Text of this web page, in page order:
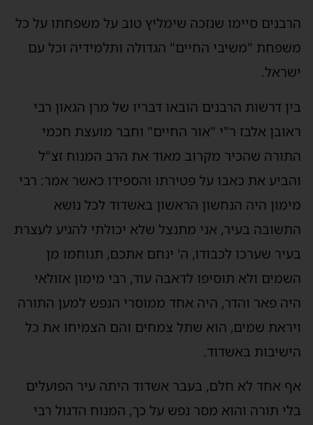
הרבנים סיימו שנזכה שימליץ טוב על משפחתו על כל
משפחת "משיבי החיים" הגדולה ותלמידיה וכל עם
ישראל.
בין דרשות הרבנים הובאו דבריו של מרן הגאון רבי
ראובן אלבז ר"י "אור החיים" וחבר מועצת חכמי
התורה שהכיר מקרוב מאוד את הרב המנוח זצ"ל
והביע את כאבו על פטירתו והספידו כאשר אמר: רבי
מימון היה הנחשון הראשון באשדוד לכל נושא
התשובה בעיר, אני מתנצל שלא יכולתי להגיע לעצרת
בעיר שערכו לכבודו, ה' ינחם אתכם, תנוחמו מן
השמים ולא תוסיפו לדאבה עוד, רבי מימון אזולאי
היה פאר והדר, היה אחד ממוסרי הנפש למען התורה
ויראת שמים, הוא שתל צמחים והם הצמיחו את כל
הישיבות באשדוד.
אף אחד לא חלם, בעבר אשדוד היתה עיר הפועלים
בלי תורה והוא מסר נפש על כך, המנוח הדגול רבי